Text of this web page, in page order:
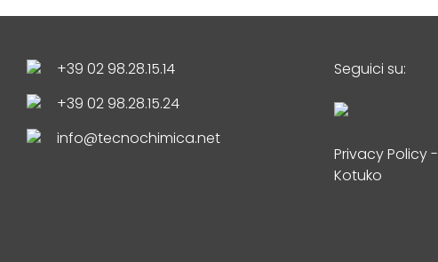
+39 02 98.28.15.14
+39 02 98.28.15.24
info@tecnochimica.net
Seguici su:
Privacy Policy-
Kotuko